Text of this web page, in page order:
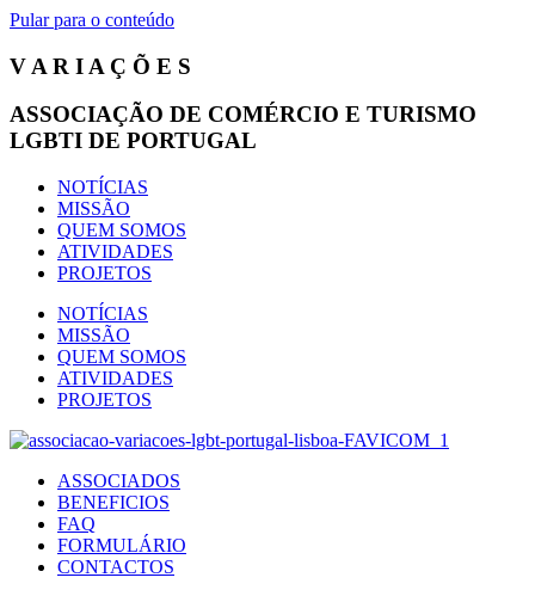
Pular para o conteúdo
V A R I A Ç Õ E S
ASSOCIAÇÃO DE COMÉRCIO E TURISMO
LGBTI DE PORTUGAL
NOTÍCIAS
MISSÃO
QUEM SOMOS
ATIVIDADES
PROJETOS
NOTÍCIAS
MISSÃO
QUEM SOMOS
ATIVIDADES
PROJETOS
ASSOCIADOS
BENEFICIOS
FAQ
FORMULÁRIO
CONTACTOS